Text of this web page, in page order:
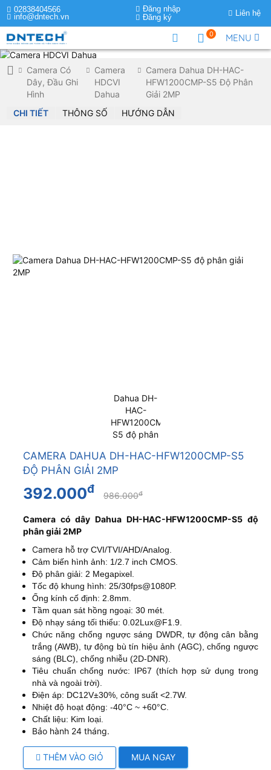
02838404566
info@dntech.vn
Đăng nhập
Đăng ký
Liên hệ
MENU
0
Camera Có
Dây, Đầu Ghi
Hình
Camera
HDCVI
Dahua
Camera Dahua DH-HAC-
HFW1200CMP-S5 Độ Phân
Giải 2MP
CHI TIẾT
THÔNG SỐ HƯỚNG DẪN
CAMERA DAHUA DH-HAC-HFW1200CMP-S5
ĐỘ PHÂN GIẢI 2MP
392.000đ 986.000đ
Camera có dây Dahua DH-HAC-HFW1200CMP-S5 độ
phân giải 2MP
Camera hỗ trợ CVI/TVI/AHD/Analog.
Cảm biến hình ảnh: 1/2.7 inch CMOS.
Độ phân giải: 2 Megapixel.
Tốc độ khung hình: 25/30fps@1080P.
Ống kính cố định: 2.8mm.
Tầm quan sát hồng ngoại: 30 mét.
Độ nhạy sáng tối thiểu: 0.02Lux@F1.9.
Chức năng chống ngược sáng DWDR, tự động cân bằng
trắng (AWB), tự động bù tín hiệu ảnh (AGC), chống ngược
sáng (BLC), chống nhiễu (2D-DNR).
Tiêu chuẩn chống nước: IP67 (thích hợp sử dụng trong
nhà và ngoài trời).
Điện áp: DC12V±30%, công suất <2.7W.
Nhiệt độ hoạt động: -40°C ~ +60°C.
Chất liệu: Kim loại.
Bảo hành 24 tháng.
THÊM VÀO GIỎ MUA NGAY